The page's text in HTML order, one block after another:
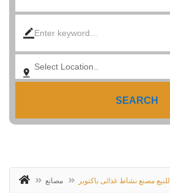
SEARCH
مصانع للبيع مصنع نشاط غذائى باكتوبر